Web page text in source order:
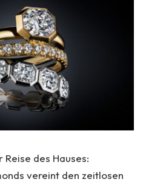
des Hauses:
vereint den zeitlosen